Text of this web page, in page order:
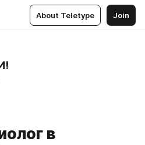
About Teletype Join
в